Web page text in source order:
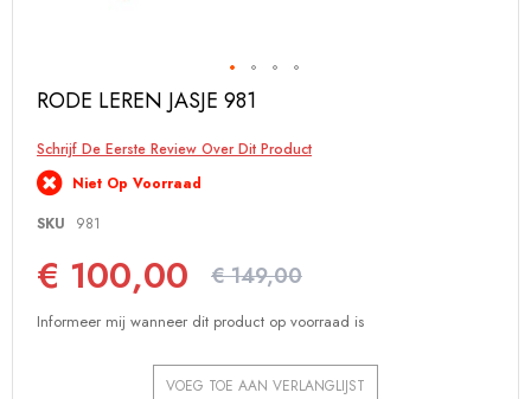
Ga
begin
van
de
afbeeldingen-
RODE LEREN JASJE 981
Schrijf De Eerste Review Over Dit Product
Niet Op Voorraad
SKU
981
€ 100,00 € 149,00
Informeer mij wanneer dit product op voorraad is
VOEG TOE AAN VERLANGLIJST